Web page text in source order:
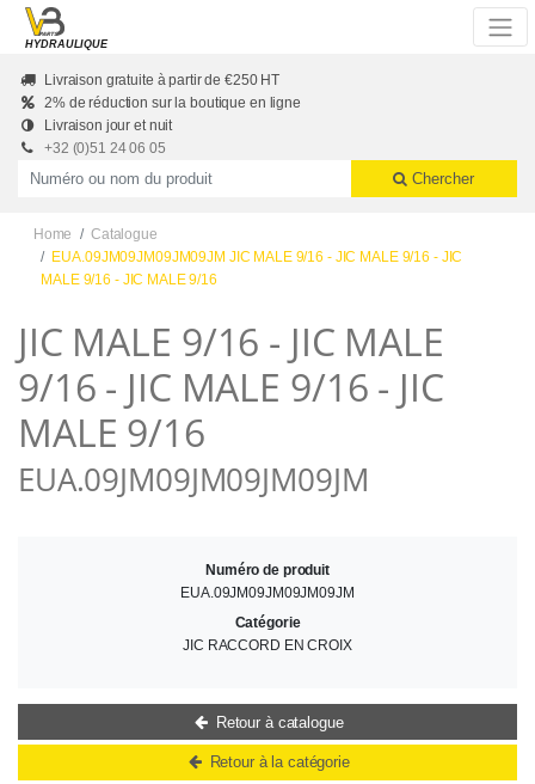
Skip to main content
HYDRAULIQUE
Livraison gratuite à partir de €250 HT
2% de réduction sur la boutique en ligne
Livraison jour et nuit
+32 (0)51 24 06 05
Productnummer of naam
Chercher
Home
Catalogue
EUA.09JM09JM09JM09JM JIC MALE 9/16 - JIC MALE 9/16 - JIC
MALE 9/16 - JIC MALE 9/16
JIC MALE 9/16 - JIC MALE
9/16 - JIC MALE 9/16 - JIC
MALE 9/16
EUA.09JM09JM09JM09JM
Numéro de produit
EUA.09JM09JM09JM09JM
Catégorie
JIC RACCORD EN CROIX
Retour à catalogue
Retour à la catégorie